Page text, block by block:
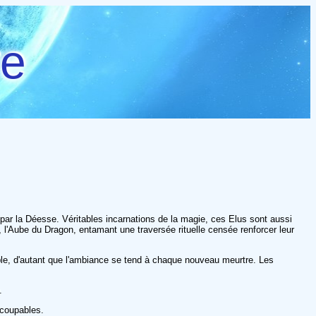
la Déesse. Véritables incarnations de la magie, ces Elus sont aussi
du Dragon, entamant une traversée rituelle censée renforcer leur
d'autant que l'ambiance se tend à chaque nouveau meurtre. Les